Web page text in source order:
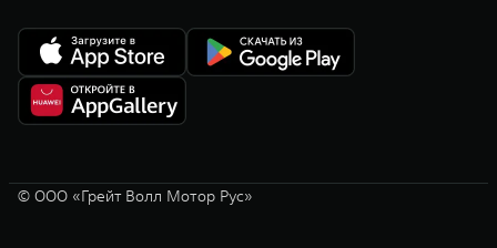
© ООО «Грейт Волл Мотор Рус»